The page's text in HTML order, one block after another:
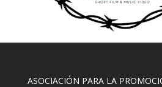
ASOCIACIÓN PARA LA